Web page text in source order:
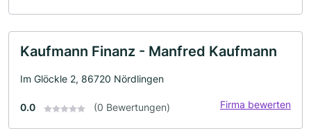
Kaufmann Finanz - Manfred Kaufmann
Im Glöckle 2, 86720 Nördlingen
0.0 (0 Bewertungen) Firma bewerten